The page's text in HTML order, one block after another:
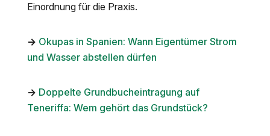
Einordnung für die Praxis.
→ Okupas in Spanien: Wann Eigentümer Strom
und Wasser abstellen dürfen
→ Doppelte Grundbucheintragung auf
Teneriffa: Wem gehört das Grundstück?